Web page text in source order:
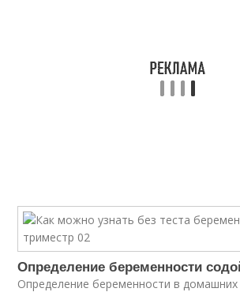
Определение беременности
Определение беременности в домашних